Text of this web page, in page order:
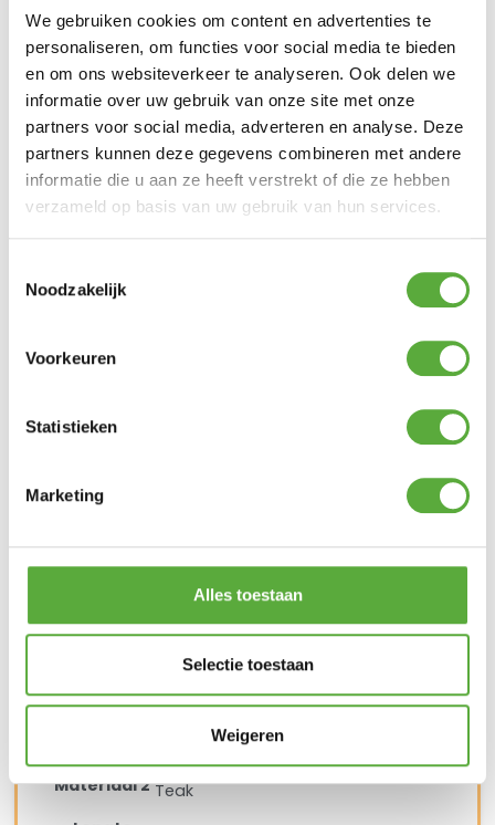
We gebruiken cookies om content en advertenties te
personaliseren, om functies voor social media te bieden
en om ons websiteverkeer te analyseren. Ook delen we
informatie over uw gebruik van onze site met onze
partners voor social media, adverteren en analyse. Deze
partners kunnen deze gegevens combineren met andere
informatie die u aan ze heeft verstrekt of die ze hebben
verzameld op basis van uw gebruik van hun services.
Noodzakelijk
Voorkeuren
Statistieken
Marketing
Alles toestaan
Selectie toestaan
Weigeren
Snelle verzending & levering aan huis
Kopersbescherming met Trusted Shops
SUNS
Kleur
Antraciet
Aluminium
Materiaal 2 Teak